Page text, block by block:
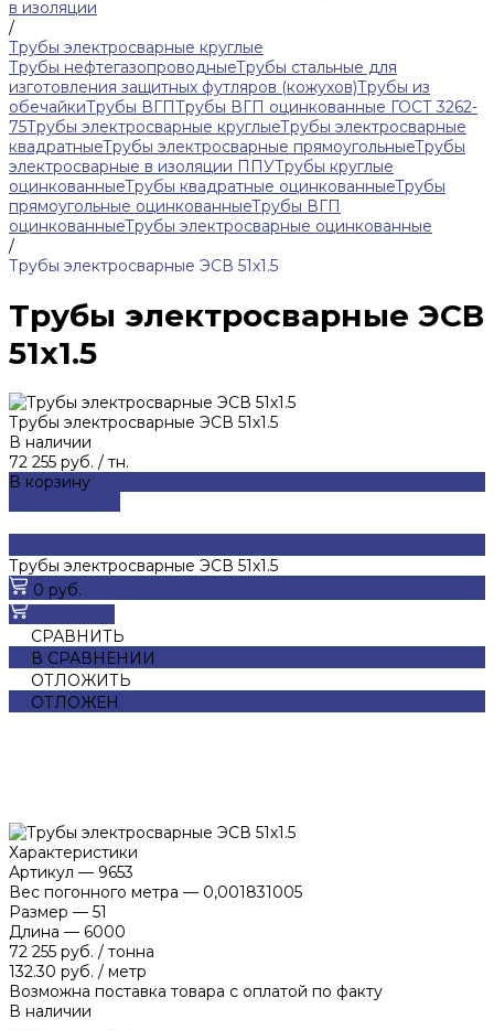
в изоляции
/
Трубы электросварные круглые
Трубы нефтегазопроводныеТрубы стальные для
изготовления защитных футляров (кожухов)Трубы из
обечайкиТрубы ВГПТрубы ВГП оцинкованные ГОСТ 3262-
75Трубы электросварные круглыеТрубы электросварные
квадратныеТрубы электросварные прямоугольныеТрубы
электросварные в изоляции ППУТрубы круглые
оцинкованныеТрубы квадратные оцинкованныеТрубы
прямоугольные оцинкованныеТрубы ВГП
оцинкованныеТрубы электросварные оцинкованные
/
Трубы электросварные ЭСВ 51х1.5
Трубы электросварные ЭСВ
51х1.5
Трубы электросварные ЭСВ 51х1.5
В наличии
72 255 руб. / тн.
В корзину
Трубы электросварные ЭСВ 51х1.5
0 руб.
СРАВНИТЬ
В СРАВНЕНИИ
ОТЛОЖИТЬ
ОТЛОЖЕН
Характеристики
Артикул — 9653
Вес погонного метра — 0,001831005
Размер — 51
Длина — 6000
72 255 руб. / тонна
132.30 руб. / метр
Возможна поставка товара с оплатой по факту
В наличии